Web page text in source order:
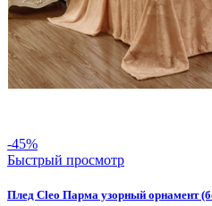
-45%
Быстрый просмотр
Плед Cleo Парма узорный орнамент